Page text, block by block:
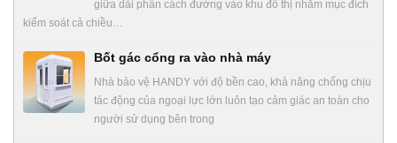
giữa dải phân cách đường vào khu đô thị nhằm mục đích
kiểm soát cả chiều…
Bốt gác cổng ra vào nhà máy
Nhà bảo vệ HANDY với độ bền cao, khả năng chống chịu
tác động của ngoại lực lớn luôn tạo cảm giác an toàn cho
người sử dụng bên trong